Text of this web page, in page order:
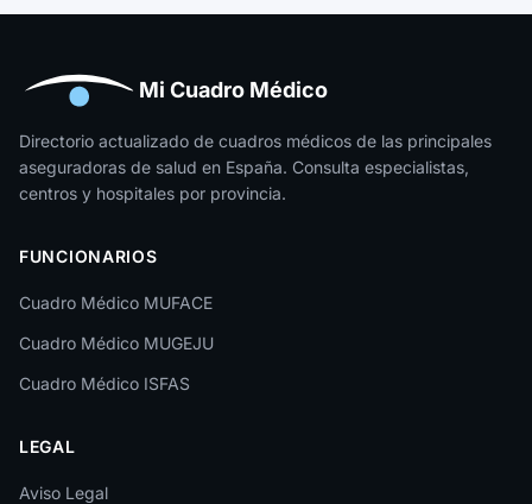
Huesca
Jaén
La Rioja
León
Lleida
Lugo
Málaga
Melilla
Mi Cuadro Médico
Directorio actualizado de cuadros médicos de las principales
aseguradoras de salud en España. Consulta especialistas,
centros y hospitales por provincia.
FUNCIONARIOS
Cuadro Médico MUFACE
Cuadro Médico MUGEJU
Cuadro Médico ISFAS
LEGAL
Aviso Legal